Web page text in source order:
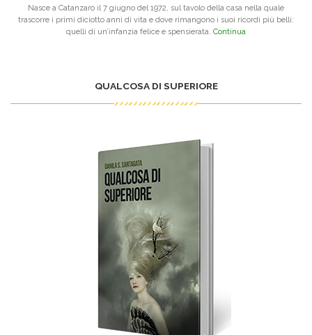
Nasce a Catanzaro il 7 giugno del 1972, sul tavolo della casa nella quale
trascorre i primi diciotto anni di vita e dove rimangono i suoi ricordi più belli:
quelli di un’infanzia felice e spensierata. Continua
QUALCOSA DI SUPERIORE